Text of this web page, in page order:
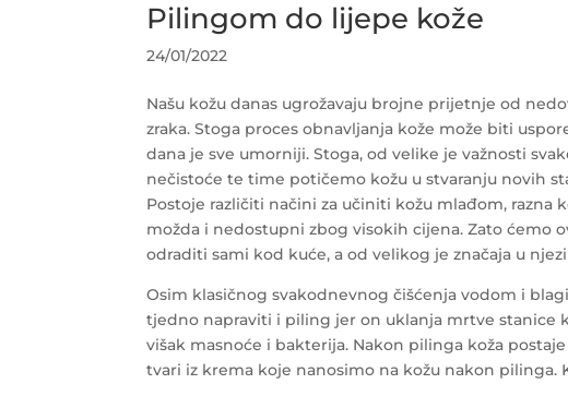
Pilingom do lijepe kože
24/01/2022
Našu kožu danas ugrožavaju brojne prijetnje od
zraka. Stoga proces obnavljanja kože može biti
dana je sve umorniji. Stoga, od velike je važnosti
nečistoće te time potičemo kožu u stvaranju novih
Postoje različiti načini za učiniti kožu mlađom,
možda i nedostupni zbog visokih cijena. Zato
odraditi sami kod kuće, a od velikog je značaja u
Osim klasičnog svakodnevnog čišćenja vodom i
tjedno napraviti i piling jer on uklanja mrtve stanice
višak masnoće i bakterija. Nakon pilinga koža
tvari iz krema koje nanosimo na kožu nakon pilinga.